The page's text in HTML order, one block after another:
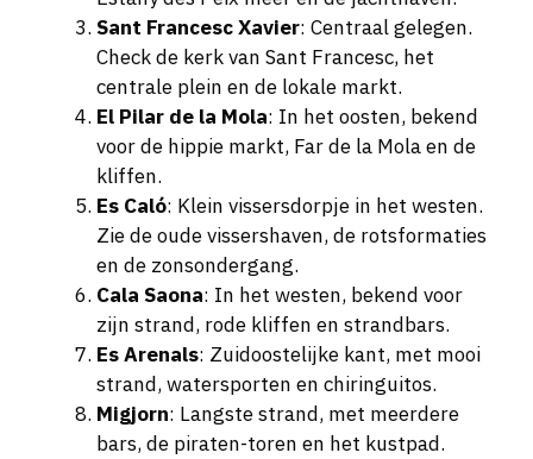
Sant Francesc Xavier: Centraal gelegen.
Check de kerk van Sant Francesc, het
centrale plein en de lokale markt.
El Pilar de la Mola: In het oosten, bekend
voor de hippie markt, Far de la Mola en de
kliffen.
Es Caló: Klein vissersdorpje in het westen.
Zie de oude vissershaven, de rotsformaties
en de zonsondergang.
Cala Saona: In het westen, bekend voor
zijn strand, rode kliffen en strandbars.
Es Arenals: Zuidoostelijke kant, met mooi
strand, watersporten en chiringuitos.
Migjorn: Langste strand, met meerdere
bars, de piraten-toren en het kustpad.